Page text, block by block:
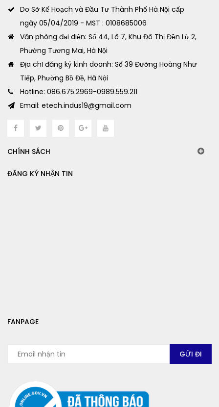
Do Sở Kế Hoạch và Đầu Tư Thành Phố Hà Nội cấp
ngày 05/04/2019 - MST : 0108685006
Văn phòng đại diện: Số 44, Lô 7, Khu Đô Thị Đền Lừ 2,
Phường Tương Mai, Hà Nội
Địa chỉ đăng ký kinh doanh: Số 39 Đường Hoàng Như
Tiếp, Phường Bồ Đề, Hà Nội
Hotline: 086.675.2969-0989.559.211
Email: etech.indus19@gmail.com
CHÍNH SÁCH
ĐĂNG KÝ NHẬN TIN
FANPAGE